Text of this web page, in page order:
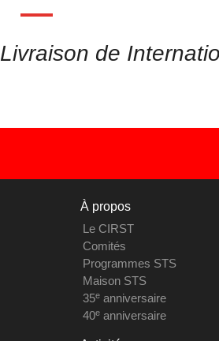
Livraison de
À propos
Le CIRST
Comités
Programmes STS
Maison STS
35eanniversaire
40eanniversaire